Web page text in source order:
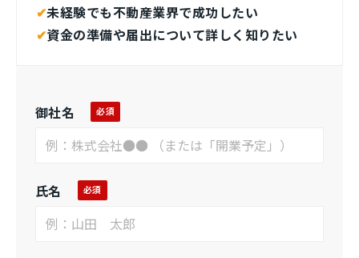
✔︎未経験でも不動産業界で成功したい
✔︎資金の準備や届出について詳しく知りたい
御社名
氏名